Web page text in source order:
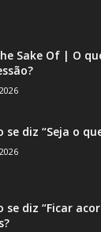
Sake Of | O
se diz “Seja o
se diz “Ficar